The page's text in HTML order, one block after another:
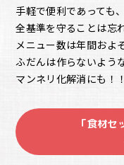
手軽で便利であっても
全基準を守ることは忘
メニュー数は年間およ
ふだんは作らないよう
マンネリ化解消にも！！
「食材セ